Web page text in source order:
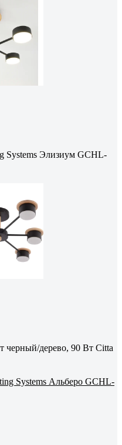
Systems Элизиум GCHL-
черный/дерево, 90 Вт Citta